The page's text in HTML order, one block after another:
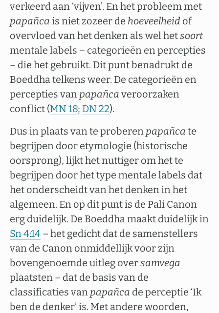
verkeerd aan ‘vijven’. En het probleem met
papañca is niet zozeer de hoeveelheid of
overvloed van het denken als wel hetsoort
mentale labels – categorieën en percepties
– die het gebruikt. Dit punt benadrukt de
Boeddha telkens weer. De categorieën en
percepties van papañca veroorzaken
conflict (MN 18; DN 22).
Dus in plaats van te proberen papañca te
begrijpen door etymologie (historische
oorsprong), lijkt het nuttiger om het te
begrijpen door het type mentale labels dat
het onderscheidt van het denken in het
algemeen. En op dit punt is de Pali Canon
erg duidelijk. De Boeddha maakt duidelijk in
Sn 4:14 – het gedicht dat de samenstellers
van de Canon onmiddellijk voor zijn
bovengenoemde uitleg oversamvega
plaatsten – dat de basis van de
classificaties van papañca de perceptie ‘Ik
ben de denker’ is. Met andere woorden,